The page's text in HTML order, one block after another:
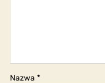
Nazwa *